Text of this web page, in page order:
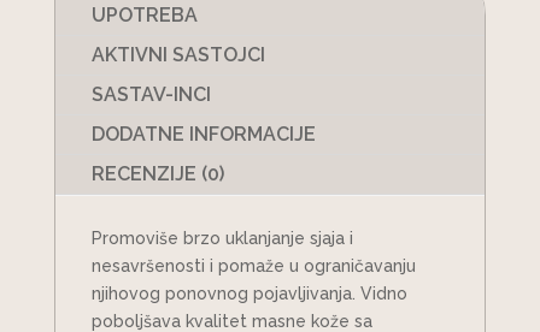
UPOTREBA
AKTIVNI SASTOJCI
SASTAV-INCI
DODATNE INFORMACIJE
RECENZIJE (0)
Promoviše brzo uklanjanje sjaja i
nesavršenosti i pomaže u ograničavanju
njihovog ponovnog pojavljivanja. Vidno
poboljšava kvalitet masne kože sa